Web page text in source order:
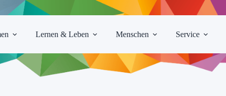
Lernen & Leben Menschen Service